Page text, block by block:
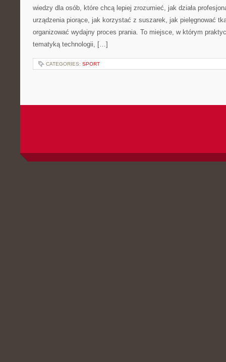
wiedzy dla osób, które chcą lepiej zrozumieć, jak działa
urządzenia piorące, jak korzystać z suszarek, jak pielęgnować
organizować wydajny proces prania. To miejsce, w którym
tematyką technologii, […]
CATEGORIES: SPORT